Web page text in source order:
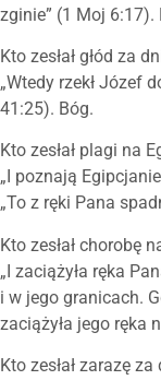
zginie” (1 Moj 6:17).
Kto zesłał głód za
„Wtedy rzekł Józef
41:25). Bóg.
Kto zesłał plagi na
„I poznają
„To z ręki Pana
Kto zesłał chorobę
„I zaciążyła ręka
i w jego granicach.
zaciążyła jego ręka
Kto zesłał zarazę